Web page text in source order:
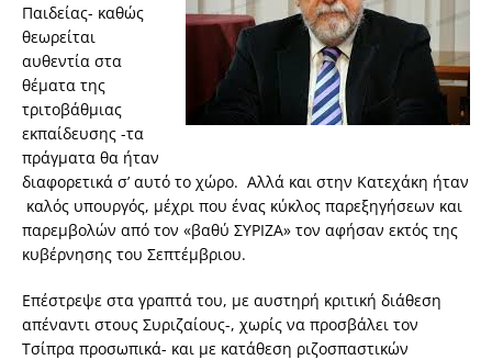
Παιδείας- καθώς
θεωρείται
αυθεντία στα
θέματα της
τριτοβάθμιας
εκπαίδευσης -τα
πράγματα θα ήταν
διαφορετικά σ’ αυτό το χώρο. Αλλά και στην Κατεχάκη ήταν
καλός υπουργός, μέχρι που ένας κύκλος παρεξηγήσεων και
παρεμβολών από τον «βαθύ ΣΥΡΙΖΑ» τον αφήσαν εκτός της
κυβέρνησης του Σεπτέμβριου.
Επέστρεψε στα γραπτά του, με αυστηρή κριτική διάθεση
απέναντι στους Συριζαίους-, χωρίς να προσβάλει τον
Τσίπρα προσωπικά- και με κατάθεση ριζοσπαστικών